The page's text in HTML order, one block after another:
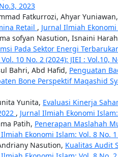
2023
Fatkurrozi, Ahyar Yuniawan,
Retail , Jurnal Ilmiah Ekonomi
sofyan Nasution, Isnaini
Pada Sektor Energi
10 No. 2 (2024): JIEI : Vol.10,
Bahri, Abd Hafid, Penguatan
Bone Perspektif Maqashid
Yunita, Evaluasi Kinerja
, Jurnal Ilmiah Ekonomi
Patih, Penerapan Maslahah
Ekonomi Islam: Vol. 8 No. 1
Nasution, Kualitas Audit